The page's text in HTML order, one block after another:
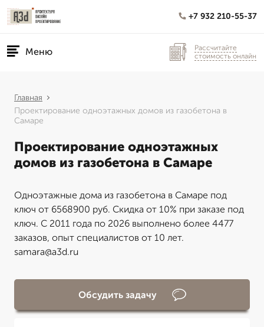
+7 932 210-55-37
Меню
Рассчитайте
стоимость онлайн
Главная
Проектирование одноэтажных домов из газобетона в
Самаре
Проектирование одноэтажных
домов из газобетона в Самаре
Одноэтажные дома из газобетона в Самаре под
ключ от 6568900 руб. Скидка от 10% при заказе под
ключ. С 2011 года по 2026 выполнено более 4477
заказов, опыт специалистов от 10 лет.
samara@a3d.ru
Обсудить задачу